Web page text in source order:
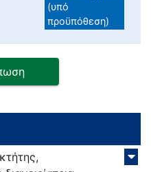
(υπό
προϋπόθεση)